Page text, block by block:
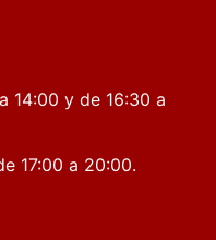
14:00 y de 16:30 a
17:00 a 20:00.